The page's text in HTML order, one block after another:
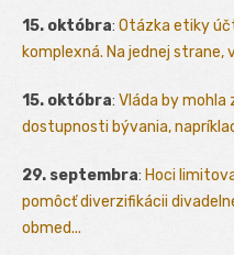
15. októbra: Otázka etiky
komplexná. Na jednej strane,
15. októbra: Vláda by mohla
dostupnosti bývania,
29. septembra: Hoci
pomôcť diverzifikácii
obmed...